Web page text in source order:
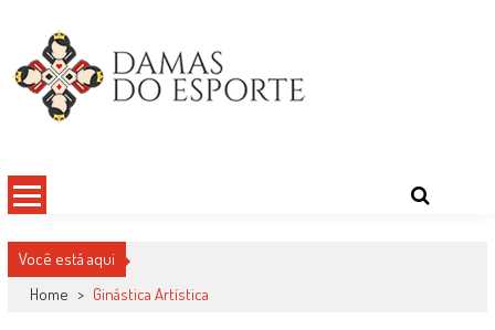
content
Você está aqui
Home > Ginástica Artística